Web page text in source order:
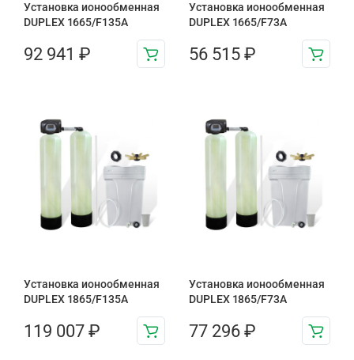
Установка ионообменная
DUPLEX 1665/F135A
92 941 ₽
Установка ионообменная
DUPLEX 1665/F73A
56 515 ₽
Установка ионообменная
DUPLEX 1865/F135A
119 007 ₽
Установка ионообменная
DUPLEX 1865/F73A
77 296 ₽